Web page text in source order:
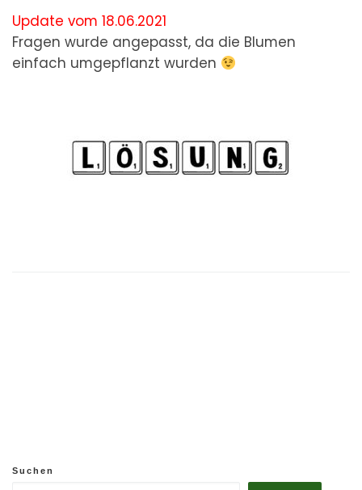
Update vom 18.06.2021
Fragen wurde angepasst, da die Blumen
einfach umgepflanzt wurden
Suchen